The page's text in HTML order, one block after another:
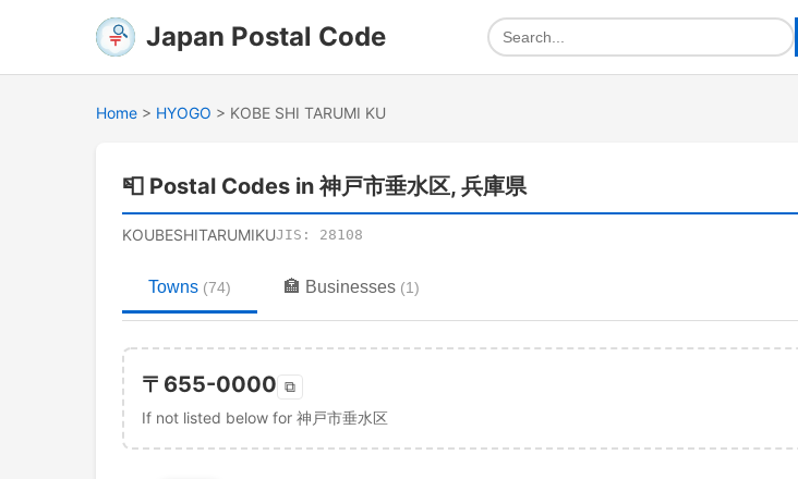
Japan Postal Code
Home > HYOGO > KOBE SHI TARUMI KU
📮 Postal Codes in 神戸市垂水区, 兵庫県
KOUBESHITARUMIKUJIS: 28108
Towns (74) 🏣 Businesses (1)
〒 655-0000 ⧉
If not listed below for 神戸市垂水区